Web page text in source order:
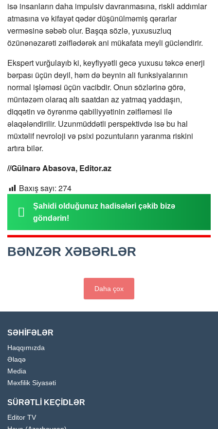
isə insanların daha impulsiv davranmasına, riskli addımlar
atmasına və kifayət qədər düşünülməmiş qərarlar
verməsinə səbəb olur. Başqa sözlə, yuxusuzluq
özünənəzarəti zəiflədərək ani mükafata meyli gücləndirir.
Ekspert vurğulayıb ki, keyfiyyətli gecə yuxusu təkcə enerji
bərpası üçün deyil, həm də beynin ali funksiyalarının
normal işləməsi üçün vacibdir. Onun sözlərinə görə,
müntəzəm olaraq altı saatdan az yatmaq yaddaşın,
diqqətin və öyrənmə qabiliyyətinin zəifləməsi ilə
əlaqələndirilir. Uzunmüddətli perspektivdə isə bu hal
müxtəlif nevroloji və psixi pozuntuların yaranma riskini
artıra bilər.
//Gülnarə Abasova, Editor.az
Baxış sayı: 274
Şahidi olduğunuz hadisələri çəkib bizə
göndərin!
BƏNZƏR XƏBƏRLƏR
Daha çox
SƏHİFƏLƏR
Haqqımızda
Əlaqə
Media
Məxfilik Siyasəti
SÜRƏTLİ KEÇİDLƏR
Editor TV